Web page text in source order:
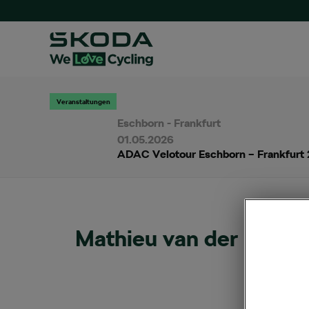
Veranstaltungen
Eschborn - Frankfurt
01.05.2026
ADAC Velotour Eschborn – Frankfurt
Mathieu van der Poel